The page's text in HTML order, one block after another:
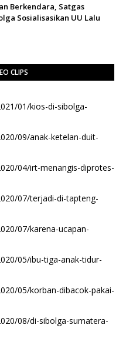
Berkendara, Satgas
Sosialisasikan UU Lalu
CLIPS
01/kios-di-sibolga-
09/anak-ketelan-duit-
04/irt-menangis-diprotes-
07/terjadi-di-tapteng-
07/karena-ucapan-
05/ibu-tiga-anak-tidur-
05/korban-dibacok-pakai-
08/di-sibolga-sumatera-